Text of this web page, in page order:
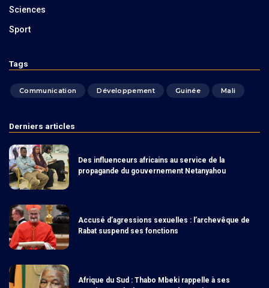
Sciences
Sport
Tags
Communication Développement Guinée Mali
Derniers articles
Des influenceurs africains au service de la
propagande du gouvernement Netanyahou
Accusé d’agressions sexuelles : l’archevêque de
Rabat suspend ses fonctions
Afrique du Sud : Thabo Mbeki rappelle à ses